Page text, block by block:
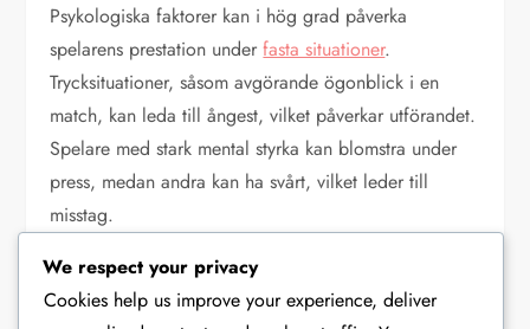
Psykologiska faktorer kan i hög grad påverka
spelarens prestation underfasta situationer.
Trycksituationer, såsom avgörande ögonblick i en
match, kan leda till ångest, vilket påverkar utförandet.
Spelare med stark mental styrka kan blomstra under
press, medan andra kan ha svårt, vilket leder till
misstag.
Lag kan mildra psykologiska utmaningar genom att
skapa en stödjande miljö och uppmuntra spelare att
We respect your privacy
Cookies help us improve your experience, deliver